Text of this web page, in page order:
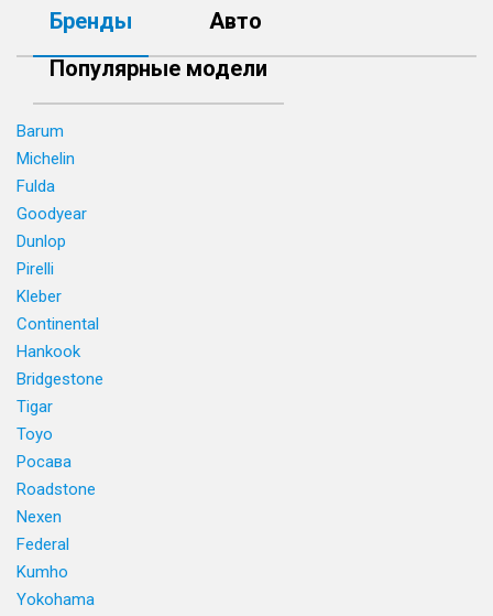
Бренды
Авто
Популярные модели
Barum
Michelin
Fulda
Goodyear
Dunlop
Pirelli
Kleber
Continental
Hankook
Bridgestone
Tigar
Toyo
Росава
Roadstone
Nexen
Federal
Kumho
Yokohama